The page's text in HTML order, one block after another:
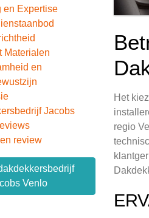
en Expertise
Materialen
en
Jacobs
review
Venlo
Het
regio